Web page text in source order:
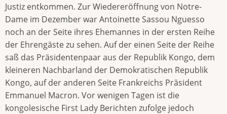
Justiz entkommen. Zur Wiedereröffnung von Notre-
Dame im Dezember war Antoinette Sassou Nguesso
noch an der Seite ihres Ehemannes in der ersten Reihe
der Ehrengäste zu sehen. Auf der einen Seite der Reihe
saß das Präsidentenpaar aus der Republik Kongo, dem
kleineren Nachbarland der Demokratischen Republik
Kongo, auf der anderen Seite Frankreichs Präsident
Emmanuel Macron. Vor wenigen Tagen ist die
kongolesische First Lady Berichten zufolge jedoch